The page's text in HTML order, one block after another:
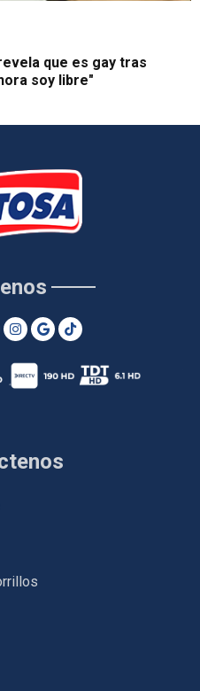
que es gay tras
soy libre"